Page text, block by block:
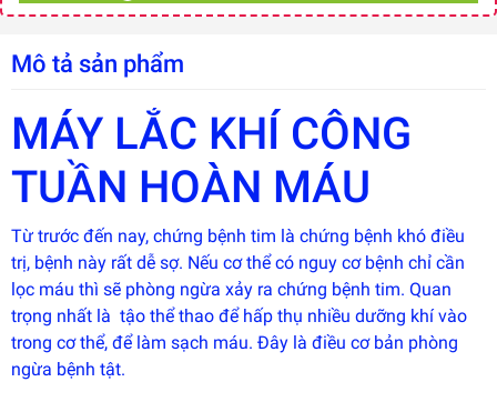
Mô tả sản phẩm
MÁY LẮC KHÍ CÔNG
TUẦN HOÀN MÁU
Từ trước đến nay, chứng bệnh tim là chứng bệnh khó điều
trị, bệnh này rất dễ sợ. Nếu cơ thể có nguy cơ bệnh chỉ cần
lọc máu thì sẽ phòng ngừa xảy ra chứng bệnh tim. Quan
trọng nhất là tậo thể thao để hấp thụ nhiều dưỡng khí vào
trong cơ thể, để làm sạch máu. Đây là điều cơ bản phòng
ngừa bệnh tật.
trải
nghiệm
phát
bởi
EGANY